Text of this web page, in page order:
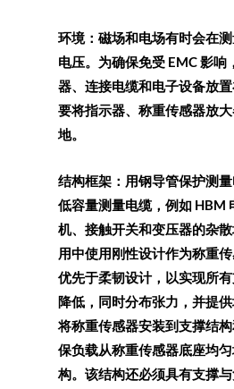
环境：磁场和电场有时会在
电压。为确保免受 EMC 影响
器、连接电缆和电子设备放
要将指示器、称重传感器放
地。
结构框架：用钢导管保护测
低容量测量电缆，例如 HBM
机、接触开关和变压器的杂
用中使用刚性设计作为称重
优先于柔韧设计，以实现所
降低，同时分布张力，并提供
将称重传感器安装到支撑结
保负载从称重传感器底座均
构。该结构还必须具有支撑